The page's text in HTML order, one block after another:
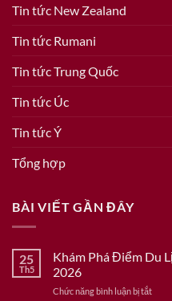
Tin tức New Zealand
Tin tức Rumani
Tin tức Trung Quốc
Tin tức Úc
Tin tức Ý
Tổng hợp
BÀI VIẾT GẦN ĐÂY
25
Th5
Khám Phá Điểm Du
2026
Chức năng bình luận bị tắtở